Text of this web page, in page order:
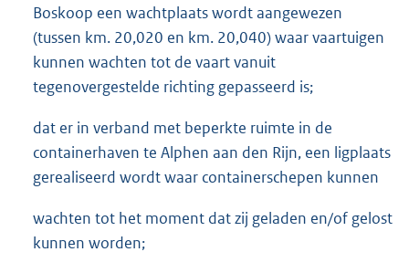
Boskoop een wachtplaats wordt aangewezen
(tussen km. 20,020 en km. 20,040) waar vaartuigen
kunnen wachten tot de vaart vanuit
tegenovergestelde richting gepasseerd is;
dat er in verband met beperkte ruimte in de
containerhaven te Alphen aan den Rijn, een ligplaats
gerealiseerd wordt waar containerschepen kunnen
wachten tot het moment dat zij geladen en/of gelost
kunnen worden;